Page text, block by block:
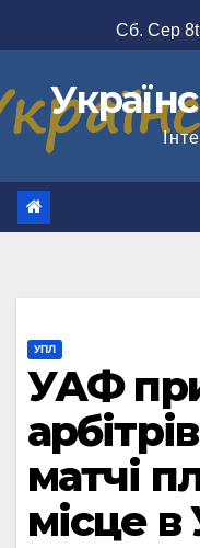
до
Сб. Сер
УПЛ
УАФ
матчі
місце